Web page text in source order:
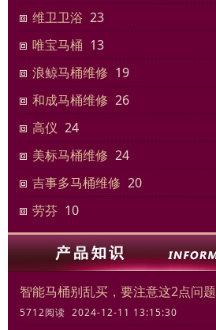
维卫卫浴 23
唯宝马桶 13
浪鲸马桶维修 19
和成马桶维修 26
高仪 24
美标马桶维修 24
吉事多马桶维修 20
劳芬 10
智能马桶别乱买，要注意这2点问题
5712阅读 2024-12-11 13:15:30